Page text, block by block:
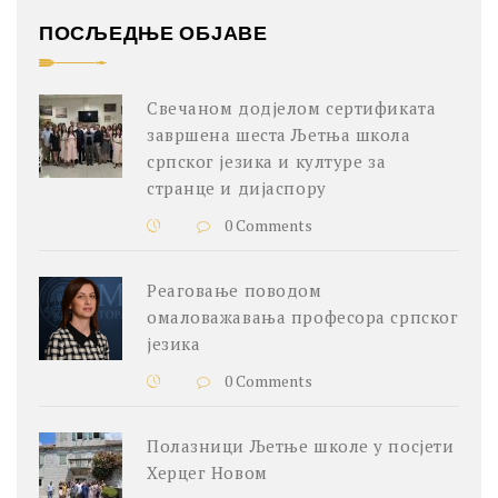
ПОСЉЕДЊЕ ОБЈАВЕ
Свечаном додјелом сертификата
завршена шеста Љетња школа
српског језика и културе за
странце и дијаспору
0 Comments
Реаговање поводом
омаловажавања професора српског
језика
0 Comments
Полазници Љетње школе у посјети
Херцег Новом